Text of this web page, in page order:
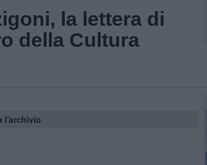
la lettera di
della Cultura
l'archivio